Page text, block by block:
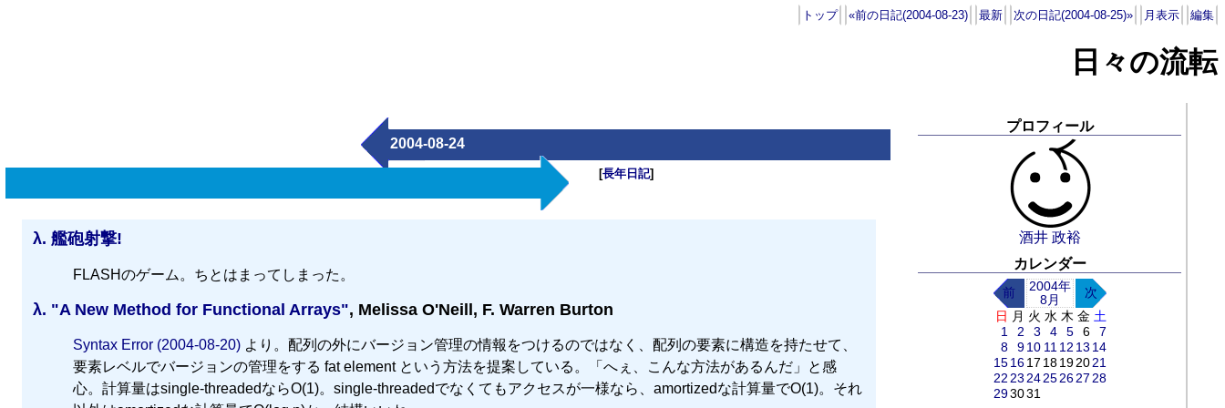
トップ «前の日記(2004-08-23) 最新 次の日記(2004-08-25)» 月表示 編集
日々の流転
2004-08-24
[長年日記]
λ. 艦砲射撃!
FLASHのゲーム。ちとはまってしまった。
λ. "A New Method for Functional Arrays", Melissa O'Neill, F. Warren Burton
Syntax Error (2004-08-20)より。配列の外にバージョン管理の情報をつけるのではなく、配列の要素に構造を持たせて、
要素レベルでバージョンの管理をする fat element という方法を提案している。「へぇ、こんな方法があるんだ」と感
心。計算量はsingle-threadedならO(1)。single-threadedでなくてもアクセスが一様なら、amortizedな計算量でO(1)。それ
プロフィール
酒井 政裕
カレンダー
前
2004年
8月
次
日 月 火 水 木 金 土
1
2 3 4 5 6
7
8
9 10 11 12 13 14
15 16 17 18 19 20 21
22 23 24 25 26 27 28
293031